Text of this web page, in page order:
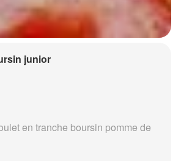
junior
en tranche boursin pomme de